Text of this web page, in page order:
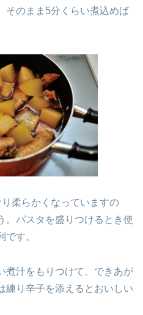
そのまま5分くらい煮込めば
柔らかくなっていますの
。パスタを盛りつけるとき使
です。
煮汁をもりつけて、できあが
練り辛子を添えるとおいしい